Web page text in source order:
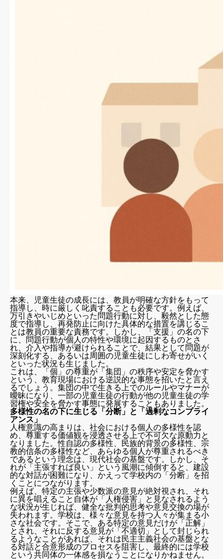
本来、児童生徒の成長には、教員が明確な方針をもって
指導し、時に厳しく叱責することも必要です。例えば、
万引きやいじめといった問題行動に対し、毅然とした態
度で指導し、再発防止に向けた具体的な措置を講じるこ
とは教員の重要な責務です。しかし、「支援」の名の下
に、問題行動が個人の特性や環境に起因するものとさ
れ、介入や指導が避けられることで、結果として問題が
深刻化する、あるいは周囲の児童生徒にしわ寄せがいく
といった状況も生じました。
これは、「個」の尊重が「集団」の秩序や安定を脅かす
という、教育現場における逆説的な事態を招いたと言え
るでしょう。集団の中で生きる上でのルールやマナーが
曖昧になり、一部の児童生徒の行動が他の児童生徒の学
習権や安全を脅かす事態に発展することもありました。
多様性の名の下に生じる「分断」と「過剰なコンプライ
アンス」
人権意識の高まりは、社会における個人の多様性を認
め、尊重する価値観を浸透させる上で不可欠な原動力と
なりました。性自認の多様性、民族的背景の多様性、宗
教的信条の多様性など、あらゆる個人が尊重されるべき
であるという理念は、現代社会の基盤です。しかし、そ
れが「主張すれば良い」という風潮に傾倒すると、建設
的な対話が困難になり、かえって学校内の「分断」を招
くことにつながります。
例えば、特定の主張や少数派の意見が絶対視され、それ
に異を唱えること自体が「人権侵害」と見なされるよう
な状況が生じれば、健全な批判的思考や意見交換の場が
失われます。学校は、様々な意見を持つ人々が集まる小
さな社会です。そこで、ある特定の意見だけが「正解」
とされ、それに反する意見が「不適切」として封じられ
るようなことがあれば、それは民主主義社会の基盤とな
る対話と合意形成のプロセスを阻害し、最終的には学校
という共同体の一体感を損なうことになりかねません。